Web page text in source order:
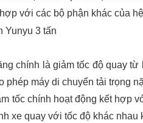
với các bộ phận khác của
chính là giảm tốc độ quay
phép máy di chuyển tải trọng
tốc chính hoạt động kết hợp
xe quay với tốc độ khác nhau